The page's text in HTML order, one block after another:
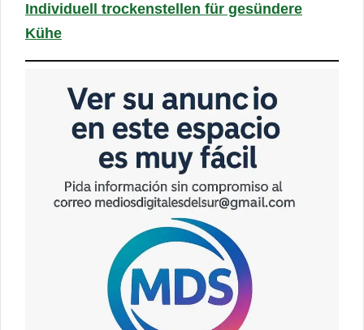
Individuell trockenstellen für gesündere
Kühe